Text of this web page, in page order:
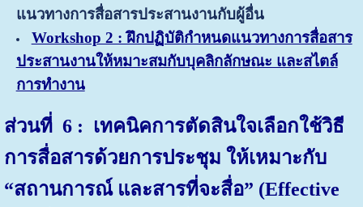
แนวทางการสื่อสารประสานงานกับผู้อื่น
Workshop 2 : ฝึกปฏิบัติกำหนดแนวทางการสื่อสาร
ประสานงานให้หมาะสมกับบุคลิกลักษณะ และสไตล์
การทำงาน
ส่วนที่ 6 : เทคนิคการตัดสินใจเลือกใช้วิธี
การสื่อสารด้วยการประชุม ให้เหมาะกับ
“สถานการณ์ และสารที่จะสื่อ” (Effective